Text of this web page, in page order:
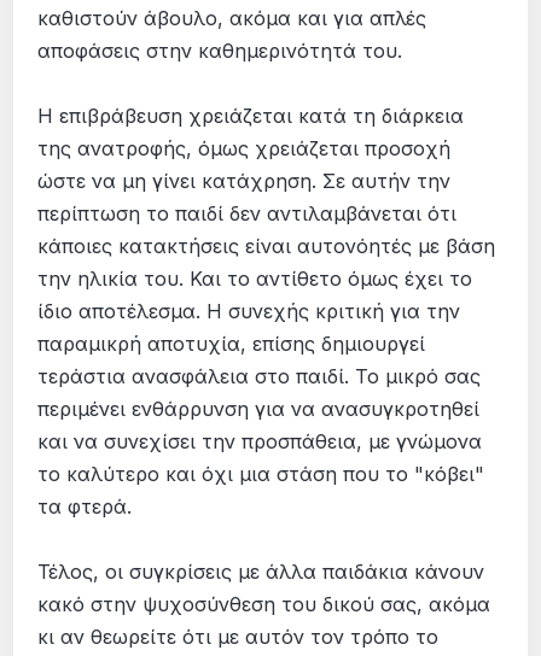
καθιστούν άβουλο, ακόμα και για απλές
αποφάσεις στην καθημερινότητά του.
Η επιβράβευση χρειάζεται κατά τη διάρκεια
της ανατροφής, όμως χρειάζεται προσοχή
ώστε να μη γίνει κατάχρηση. Σε αυτήν την
περίπτωση το παιδί δεν αντιλαμβάνεται ότι
κάποιες κατακτήσεις είναι αυτονόητές με βάση
την ηλικία του. Και το αντίθετο όμως έχει το
ίδιο αποτέλεσμα. Η συνεχής κριτική για την
παραμικρή αποτυχία, επίσης δημιουργεί
τεράστια ανασφάλεια στο παιδί. Το μικρό σας
περιμένει ενθάρρυνση για να ανασυγκροτηθεί
και να συνεχίσει την προσπάθεια, με γνώμονα
το καλύτερο και όχι μια στάση που το "κόβει"
τα φτερά.
Τέλος, οι συγκρίσεις με άλλα παιδάκια κάνουν
κακό στην ψυχοσύνθεση του δικού σας, ακόμα
κι αν θεωρείτε ότι με αυτόν τον τρόπο το